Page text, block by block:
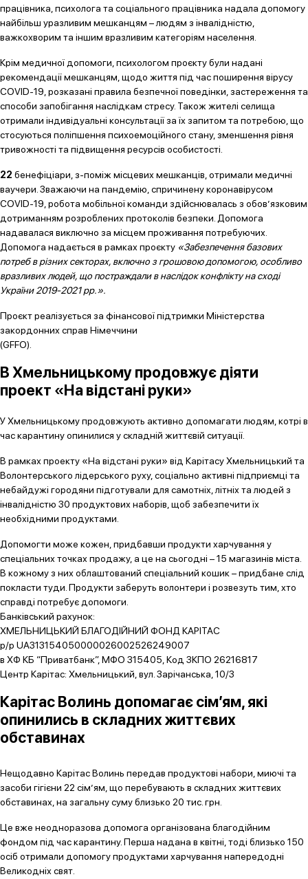
працівника, психолога та соціального працівника надала допомогу
найбільш уразливим мешканцям – людям з інвалідністю,
важкохворим та іншим вразливим категоріям населення.
Крім медичної допомоги, психологом проєкту були надані
рекомендації мешканцям, щодо життя під час поширення вірусу
COVID-19, розказані правила безпечної поведінки, застереження та
способи запобігання наслідкам стресу. Також жителі селища
отримали індивідуальні консультації за їх запитом та потребою, що
стосуються поліпшення психоемоційного стану, зменшення рівня
тривожності та підвищення ресурсів особистості.
22 бенефіціари, з-поміж місцевих мешканців, отримали медичні
ваучери. Зважаючи на пандемію, спричинену коронавірусом
COVID-19, робота мобільної команди здійснювалась з обов’язковим
дотриманням розроблених протоколів безпеки. Допомога
надавалася виключно за місцем проживання потребуючих.
Допомога надається в рамках проєкту «Забезпечення базових
потреб в різних секторах, включно з грошовою допомогою, особливо
вразливих людей, що постраждали в наслідок конфлікту на сході
України 2019-2021 рр.».
Проєкт реалізується за фінансової підтримки Міністерства
закордонних справ Німеччини
(GFFO).
В Хмельницькому продовжуєдіяти
проект «На відстані руки»
У Хмельницькому продовжують активно допомагати людям, котрі в
час карантину опинилися у складній життєвій ситуації.
В рамках проекту «На відстані руки» від Карітасу Хмельницький та
Волонтерського лідерського руху, соціально активні підприємці та
небайдужі городяни підготували для самотніх, літніх та людей з
інвалідністю 30 продуктових наборів, щоб забезпечити їх
необхідними продуктами.
Допомогти може кожен, придбавши продукти харчування у
спеціальних точках продажу, а це на сьогодні – 15 магазинів міста.
В кожному з них облаштований спеціальний кошик – придбане слід
покласти туди. Продукти заберуть волонтери і розвезуть тим, хто
справді потребує допомоги.
Банківський рахунок:
ХМЕЛЬНИЦЬКИЙ БЛАГОДIЙНИЙ ФОНД КАРIТАС
р/р UA313154050000026002526249007
в ХФ КБ “Приватбанк”, МФО 315405, Код ЗКПО 26216817
Центр Карітас: Хмельницький, вул. Зарічанська, 10/3
Карітас Волинь допомагає сім’ям, які
опинились в складних життєвих
обставинах
Нещодавно Карітас Волинь передав продуктові набори, миючі та
засоби гігієни 22 сім’ям, що перебувають в складних життєвих
обставинах, на загальну суму близько 20 тис. грн.
Це вже неодноразова допомога організована благодійним
фондом під час карантину. Перша надана в квітні, тоді близько 150
осіб отримали допомогу продуктами харчування напередодні
Великодніх свят.